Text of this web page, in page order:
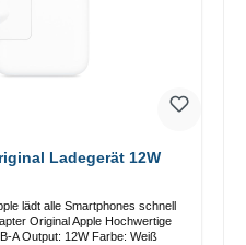
Ladegerät 12W
lädt alle Smartphones schnell
USB-A Output: 12W Farbe: Weiß